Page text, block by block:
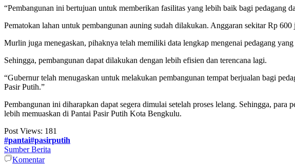
“Pembangunan ini bertujuan untuk memberikan fasilitas yang lebih baik bagi pedagang
Pematokan lahan untuk pembangunan auning sudah dilakukan. Anggaran sekitar Rp
Murlin juga menegaskan, pihaknya telah memiliki data lengkap mengenai pedagang
Sehingga, pembangunan dapat dilakukan dengan lebih efisien dan terencana lagi.
“Gubernur telah menugaskan untuk melakukan pembangunan tempat berjualan bagi
Pasir Putih.”
Pembangunan ini diharapkan dapat segera dimulai setelah proses lelang. Sehingga,
lebih memuaskan di Pantai Pasir Putih Kota Bengkulu.
Post Views: 181
#pantai#pasirputih
Sumber Berita
Komentar